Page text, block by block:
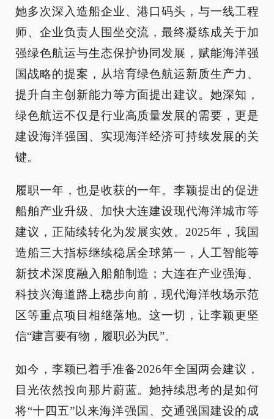
她多次深入造船企业、港口码头，与一线工程
师、企业负责人围坐交流，最终凝练成关于加
强绿色航运与生态保护协同发展，赋能海洋强
国战略的提案，从培育绿色航运新质生产力、
提升自主创新能力等方面提出建议。她深知，
绿色航运不仅是行业高质量发展的需要，更是
建设海洋强国、实现海洋经济可持续发展的关
键。
履职一年，也是收获的一年。李颖提出的促进
船舶产业升级、加快大连建设现代海洋城市等
建议，正陆续转化为发展实效。2025年，我国
造船三大指标继续稳居全球第一，人工智能等
新技术深度融入船舶制造；大连在产业强海、
科技兴海道路上稳步向前，现代海洋牧场示范
区等重点项目相继落地。这一切，让李颖更坚
信“建言要有物，履职必为民”。
如今，李颖已着手准备2026年全国两会建议，
目光依然投向那片蔚蓝。她持续思考的是如何
将“十四五”以来海洋强国、交通强国建设的成